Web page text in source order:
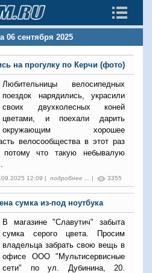
06 сентября 2025
на прогулку по Керчи (фото)
Любительницы велосипедных
поездок нарядились, украсили
своих двухколесных коней
цветами, и поехали дарить
окружающим хорошее
велосообщества в этот раз
потому что такую небывалую
12:09 | подробнее ... | 3355
сумка из-под ноутбука
В магазине "Славутич" забыта
сумка серого цвета. Просим
владельца забрать свою вещь в
офисе ООО "Мультисервисные
сети" по ул. Дубинина, 20.